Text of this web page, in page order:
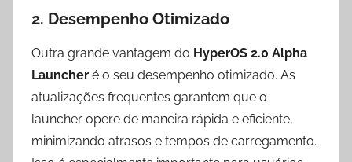
2. Desempenho Otimizado
Outra grande vantagem do HyperOS 2.0 Alpha
Launcher é o seu desempenho otimizado. As
atualizações frequentes garantem que o
launcher opere de maneira rápida e eficiente,
minimizando atrasos e tempos de carregamento.